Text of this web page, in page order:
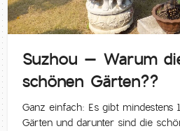
Suzhou – Warum
schönen Gärten??
Ganz einfach: Es gibt mindestens
Gärten und darunter sind die